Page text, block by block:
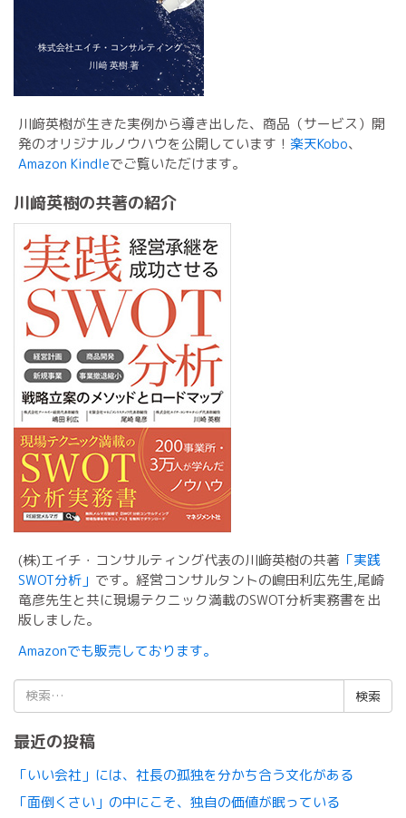
川﨑英樹が生きた実例から導き出した、商品（サービス）開
発のオリジナルノウハウを公開しています！ 楽天Kobo、
Amazon Kindleでご覧いただけます。
川﨑英樹の共著の紹介
(株)エイチ・コンサルティング代表の川﨑英樹の共著 「実践
SWOT分析」 です。経営コンサルタントの嶋田利広先生,尾崎
竜彦先生と共に現場テクニック満載のSWOT分析実務書を出
版しました。
Amazonでも販売しております。
検
索:
最近の投稿
「いい会社」には、社長の孤独を分かち合う文化がある
「面倒くさい」の中にこそ、独自の価値が眠っている